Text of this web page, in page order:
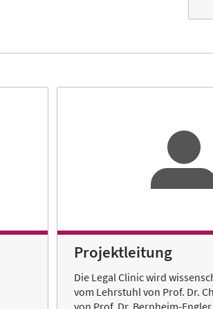
Projektleitung
Die Legal Clinic wird
vom Lehrstuhl von Prof. Dr.